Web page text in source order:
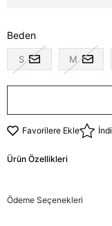
Beden
S M
Favorilere Ekle
Ürün Özellikleri
Ödeme Seçenekleri